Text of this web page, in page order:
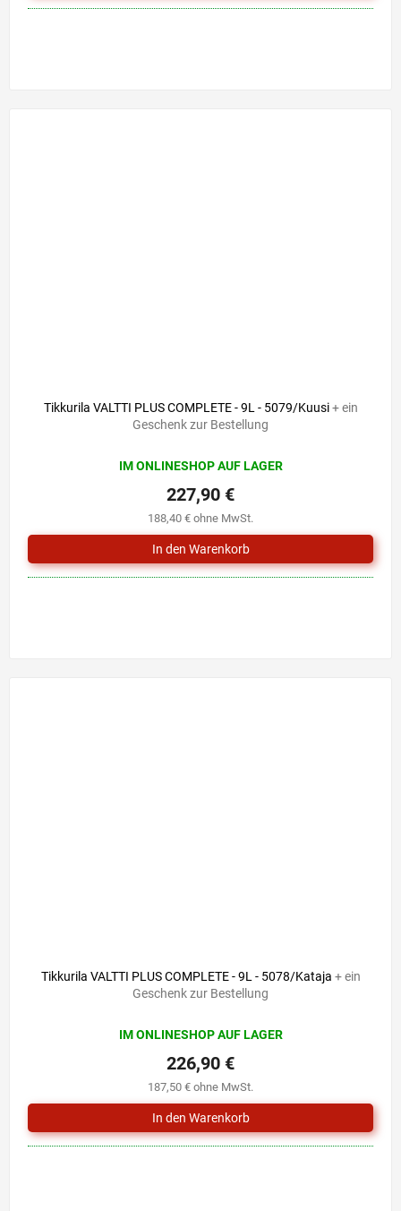
Tikkurila VALTTI PLUS COMPLETE - 9L - 5079/Kuusi+ ein
Geschenk zur Bestellung
IM ONLINESHOP AUF LAGER
188,40 € ohne MwSt.
227,90 €
Tikkurila VALTTI PLUS COMPLETE - 9L - 5078/Kataja + ein
Geschenk zur Bestellung
IM ONLINESHOP AUF LAGER
187,50 € ohne MwSt.
226,90 €